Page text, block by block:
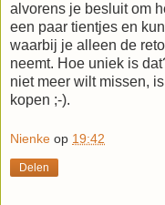
alvorens je besluit om
een paar tientjes en
waarbij je alleen de
neemt. Hoe uniek is
niet meer wilt missen,
kopen ;-).
Nienke op 19:42
Delen